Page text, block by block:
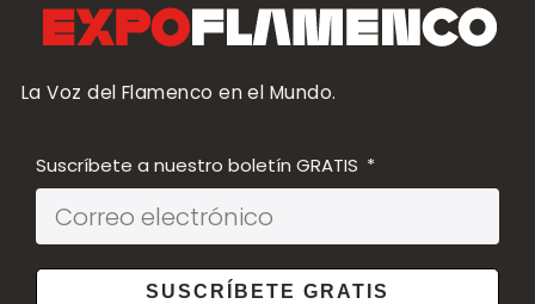
La Voz del Flamenco en el Mundo.
Suscríbete a nuestro boletín GRATIS
SUSCRÍBETE GRATIS